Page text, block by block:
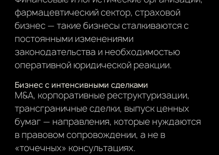
фармацевтический сектор, страховой
бизнес — такие бизнесы сталкиваются с
постоянными изменениями
законодательства и необходимостью
оперативной юридической реакции.
Бизнес с интенсивными сделками
M&A, корпоративные реструктуризации,
трансграничные сделки, выпуск ценных
бумаг — направления, которые нуждаются
в правовом сопровождении, а не в
«точечных» консультациях.